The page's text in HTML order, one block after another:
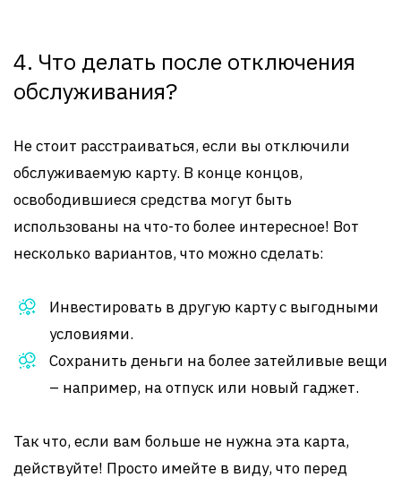
4. Что делать после отключения
обслуживания?
Не стоит расстраиваться, если вы отключили
обслуживаемую карту. В конце концов,
освободившиеся средства могут быть
использованы на что-то более интересное! Вот
несколько вариантов, что можно сделать:
Инвестировать в другую карту с выгодными
условиями.
Сохранить деньги на более затейливые вещи
– например, на отпуск или новый гаджет.
Так что, если вам больше не нужна эта карта,
действуйте! Просто имейте в виду, что перед